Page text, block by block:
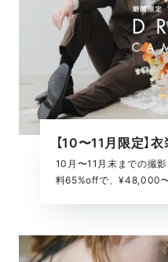
10月〜11月末までの撮
料65%offで、¥48,000〜